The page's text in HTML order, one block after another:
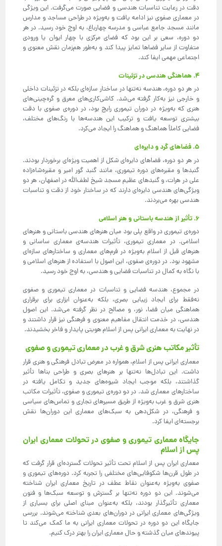
دقت در رعایت تناسبات هندسی و فضایی صورت می‌گرفت. این ویژگی
در معماری صفوی نیز ادامه یافت و به‌ویژه در طراحی مساجد و مدارس
مانند مسجد جامع عباسی و مدرسه چهارباغ، به اوج خود رسید. در هر
دو دوره، سعی بر این بود که فضای مرکزی با چهار ایوان یا ورودی
متفاوت از سایر فضاها تمایز پیدا کند و به‌طور هم‌زمان نقش معنوی و
اجتماعی مهمی ایفا کند.
۴. هماهنگی هندسی در تزئینات
در هر دو دوره، هندسه نه‌تنها در ساختار سازه‌ای بلکه در تزئینات داخلی
و خارجی نیز به‌کار گرفته می‌شد. کاشی‌کاری‌های معرق و گره‌چینی‌های
هنری که به‌ویژه در دوران تیموری رایج بود، در دوره‌ی صفوی با دقت
بیشتری توسعه یافت و ترکیب این هندسه‌ها با رنگ‌های مختلف،
فضایی کاملاً هماهنگ و هماهنگ را ایجاد می‌کرد.
۵. فضاهای گرد و دایره‌ای
در هر دو دوره، فضاهای دایره‌ای شکل از اهمیت ویژه‌ای برخوردار بودند.
گنبدها و مقبره‌های دوره تیموری، مانند گنبد گور امیر و مقبره‌شاه‌زاده
علی در هرات، و گنبدهای عظیم مسجد شیخ لطف‌الله در اصفهان، هر دو
ویژگی‌های هندسی دایره‌ای دارند که در ساختار خود از دقت و تناسبات
هندسی بهره می‌بردند.
۶. تأثیر از هندسه باستانی و هنر اسلامی
دوره‌ی تیموری در واقع پلی بود میان هنرهای هندسی باستانی و هنرهای
اسلامی. در معماری تیموری، تأثیرات هندسه‌ی معماری ساسانی و
هنرهای قبل از اسلام به‌ویژه در فرم‌های معماری و ساختارهای سازه‌ای
مشهود بود. در دوره‌ی صفوی، این اصول با استفاده از هنرهای اسلامی و
با نگاه به کمال در تناسبات فضایی و هندسی، به اوج خود رسید.
در مجموع، هندسه فضایی و تناسبات در معماری تیموری و صفوی
نه‌فقط برای ایجاد زیبایی بصری، بلکه به‌عنوان ابزاری برای برقراری
هماهنگی میان فضا، نور، و مصالح در نظر گرفته می‌شد. این اصول
هندسی، در خدمت انتقال مفاهیم معنوی و فرهنگی نیز قرار داشتند و
در نهایت به معماری ایرانی پس از اسلام هویتی پایدار و فاخر بخشیدند.
تأثیر مکاتب هنری شرق و غرب در معماری تیموری و صفوی
معماری ایرانی پس از اسلام، همواره در معرض تبادل فرهنگی و هنری قرار
داشت. این تبادل‌ها نه‌تنها بر هنرهای بصری و طراحی بناها تأثیر
گذاشتند، بلکه موجب ایجاد شیوه‌های جدید و تکامل‌ یافته در
ساختارهای معماری شد. در دو دوره‌ی تیموری و صفوی، تأثیرات مکاتب
هنری شرق و غرب به‌ویژه از طریق مسیرهای تجاری و تماس‌های سیاسی
و فرهنگی، در شکل‌دهی به سبک‌های معماری این دوران‌ها نقش
برجسته‌ای ایفا کرد.
جایگاه معماری تیموری و صفوی در تحولات معماری ایران
پس از اسلام
معماری ایران پس از اسلام تحت تأثیر تحولات گسترده‌ای قرار گرفت که
در طول قرن‌ها شکوفایی‌های مختلفی را تجربه کرد. دوره‌های تیموری و
صفوی به‌ویژه به‌عنوان نقاط عطف در تاریخ معماری ایران شناخته
می‌شوند. این دو دوره نه‌تنها بر گسترش و توسعه سبک‌ها و فنون
معماری تأثیرگذار بودند، بلکه به‌عنوان مبنای اصلی برای بسیاری از
ویژگی‌های معماری ایرانی در دوران‌های بعدی شناخته می‌شوند. بررسی
جایگاه این دو دوره در تحولات معماری ایرانی به ما کمک می‌کند تا
پیوندهای میان گذشته و حال معماری ایران را بهتر درک کنیم.